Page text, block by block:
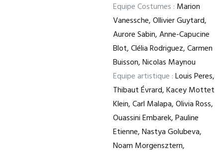
Equipe Costumes : Marion
Vanessche, Ollivier Guytard,
Aurore Sabin, Anne-Capucine
Blot, Clélia Rodriguez, Carmen
Buisson, Nicolas Maynou
Equipe artistique :Louis Peres,
Thibaut Évrard, Kacey Mottet
Klein, Carl Malapa, Olivia Ross,
Ouassini Embarek, Pauline
Etienne, Nastya Golubeva,
Noam Morgensztern,